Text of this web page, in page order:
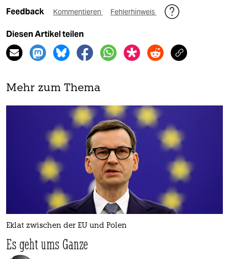
Feedback Kommentieren Fehlerhinweis
Diesen Artikel teilen
Mehr zum Thema
Eklat zwischen der EU und Polen
Es geht ums Ganze